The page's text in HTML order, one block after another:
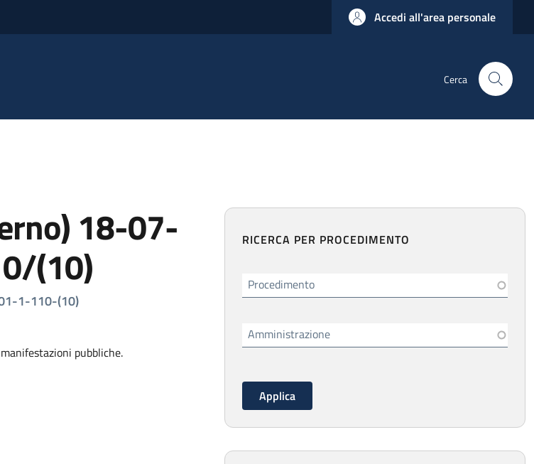
Accedi all'area personale
Cerca
18-07-
(10)
1-110-(10)
pubbliche.
RICERCA PER PROCEDIMENTO
Procedimento
Amministrazione